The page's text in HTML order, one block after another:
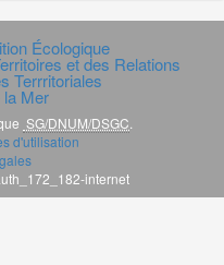
Écologique
et des Relations
Terrritoriales
Mer
SG/DNUM/DSGC.
d'utilisation
internet